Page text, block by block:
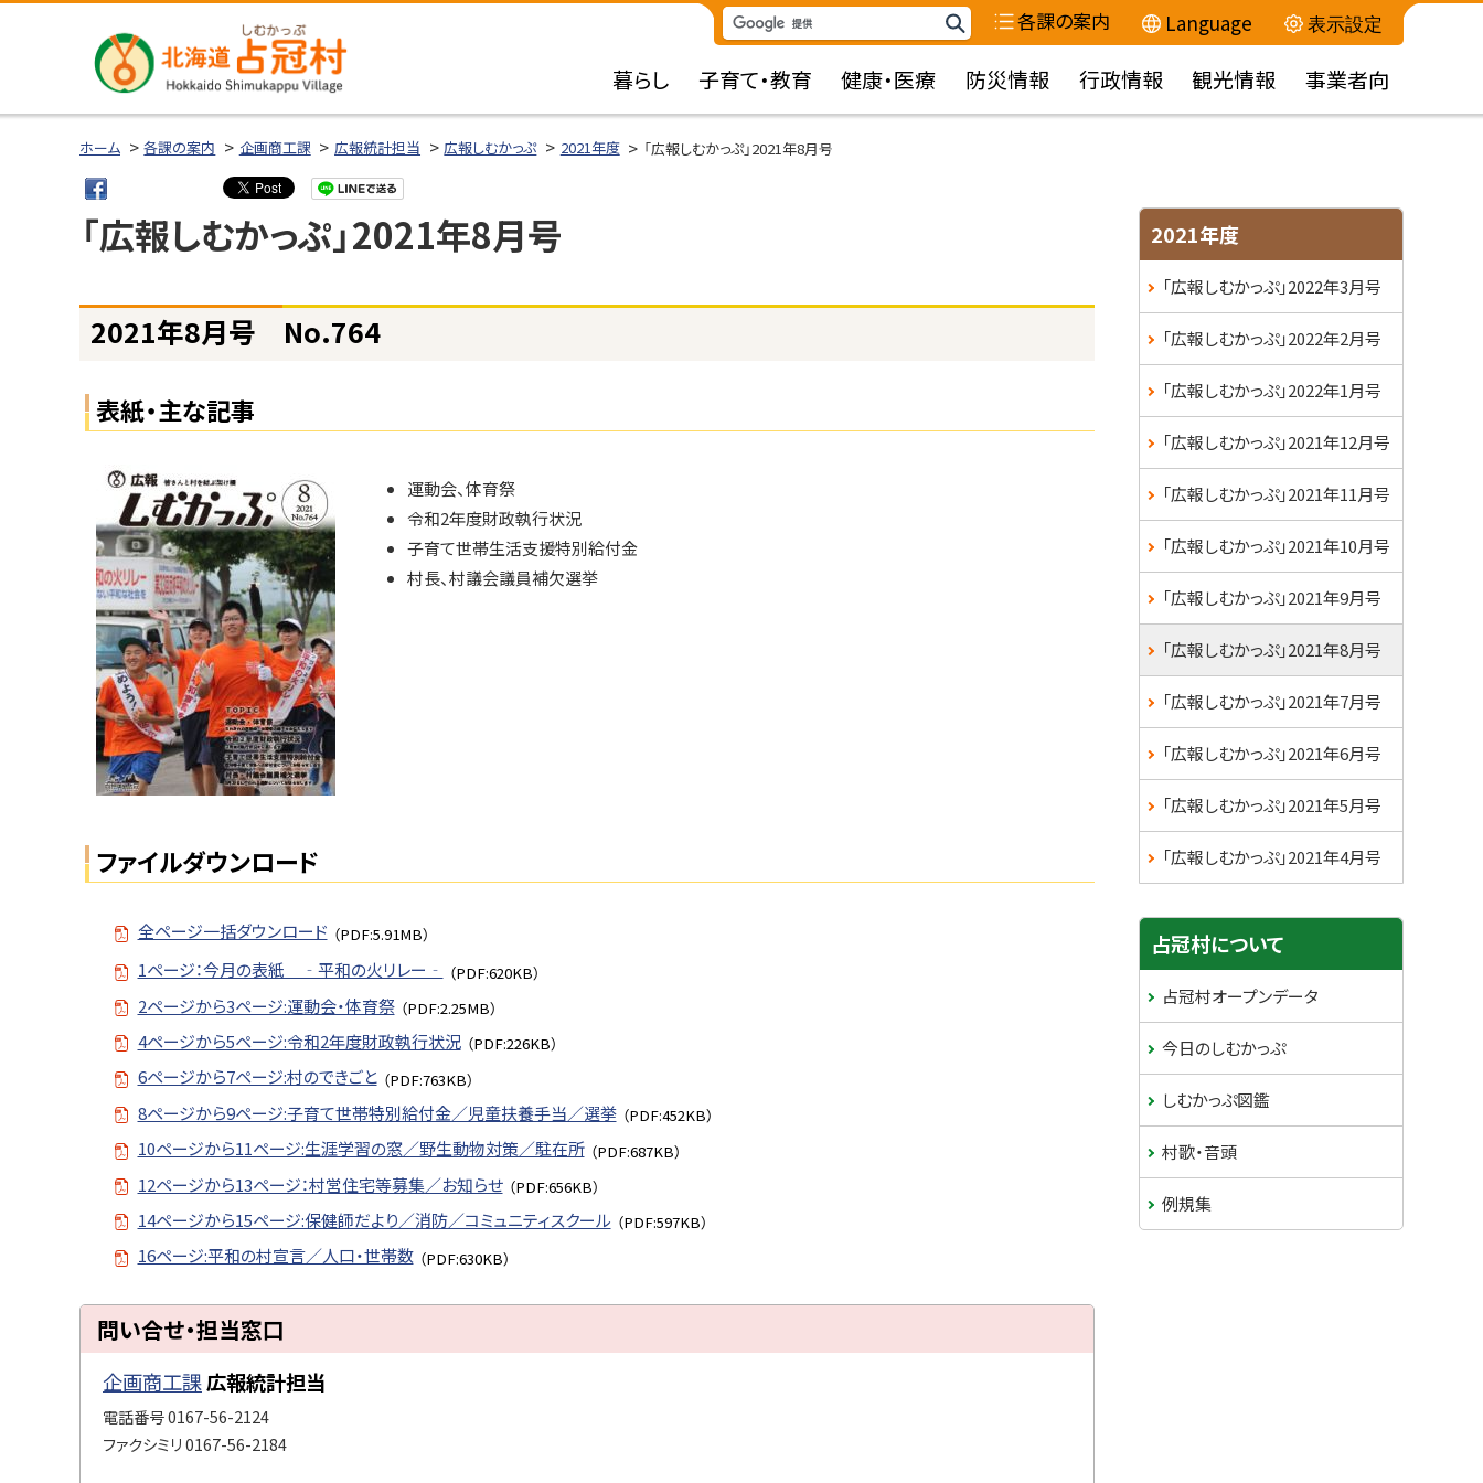
メ
北海道占冠
村
検
索
キ
ー
ワ
検
各課の案内 Language 表示設定
暮らし 子育て・教育 健康・医療 防災情報 行政情報 観光情報 事業者向
ホーム 各課の案内 企画商工課 広報統計担当 広報しむかっぷ 2021年度 「広報しむかっぷ」2021年8月号
「広報しむかっぷ」2021年8月号
ページ内目次
2
1
年
月
号
N
o.
7
6
4
問
い
合
せ
当
口
2021年8月号 No.764
表紙・主な記事
運動会、体育祭
令和2年度財政執行状況
子育て世帯生活支援特別給付金
村長、村議会議員補欠選挙
ファイルダウンロード
全ページ一括ダウンロード （PDF:5.91MB）
1ページ：今月の表紙 ‐平和の火リレー‐ （PDF:620KB）
2ページから3ページ:運動会・体育祭 （PDF:2.25MB）
4ページから5ページ:令和2年度財政執行状況 （PDF:226KB）
6ページから7ページ:村のできごと （PDF:763KB）
8ページから9ページ:子育て世帯特別給付金／児童扶養手当／選挙 （PDF:452KB）
10ページから11ページ:生涯学習の窓／野生動物対策／駐在所 （PDF:687KB）
12ページから13ページ：村営住宅等募集／お知らせ （PDF:656KB）
14ページから15ページ:保健師だより／消防／コミュニティスクール （PDF:597KB）
16ページ:平和の村宣言／人口・世帯数 （PDF:630KB）
ト
ッ
プ
に
戻
問い合せ・担当窓口
企画商工課広報統計担当
電話番号0167-56-2124
ファクシミリ0167-56-2184
サ
イ
ド
・
メ
ニ
ュ
ー
2021年度
「広報しむかっぷ」2022年3月号
「広報しむかっぷ」2022年2月号
「広報しむかっぷ」2022年1月号
「広報しむかっぷ」2021年12月号
「広報しむかっぷ」2021年11月号
「広報しむかっぷ」2021年10月号
「広報しむかっぷ」2021年9月号
「広報しむかっぷ」2021年8月号
「広報しむかっぷ」2021年7月号
「広報しむかっぷ」2021年6月号
「広報しむかっぷ」2021年5月号
「広報しむかっぷ」2021年4月号
占冠村について
占冠村オープンデータ
今日のしむかっぷ
しむかっぷ図鑑
村歌・音頭
例規集
戻